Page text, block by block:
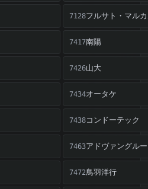
7128フルサト・マル
7417南陽
7426山大
7434オータケ
7438コンドーテック
7463アドヴァングル
7472鳥羽洋行